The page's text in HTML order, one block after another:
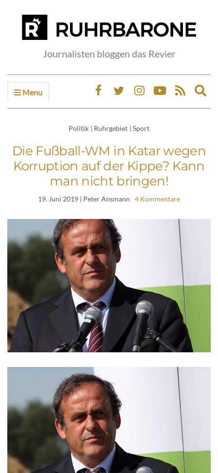
Journalisten bloggen das Revier
Menu
Politik | Ruhrgebiet | Sport
Die Fußball-WM in Katar wegen
Korruption auf der Kippe? Kann
man nicht bringen!
19. Juni 2019 | Peter Ansmann 4 Kommentare